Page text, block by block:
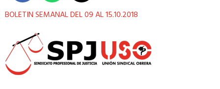
BOLETIN SEMANAL DEL 09 AL 15.10.2018